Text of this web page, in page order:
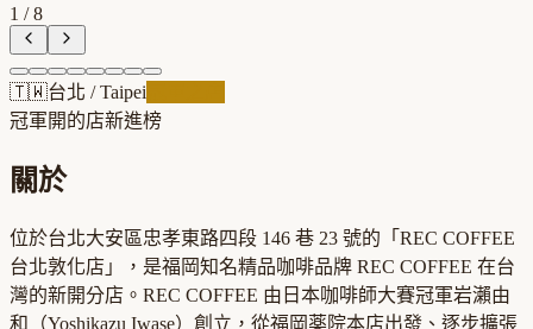
1 /8
🇹🇼台北 /Taipei
冠軍開的店新進榜
關於
位於台北大安區忠孝東路四段 146 巷 23 號的「REC COFFEE
台北敦化店」，是福岡知名精品咖啡品牌 REC COFFEE 在台
灣的新開分店。REC COFFEE 由日本咖啡師大賽冠軍岩瀨由
和（Yoshikazu Iwase）創立，從福岡薬院本店出發、逐步擴張